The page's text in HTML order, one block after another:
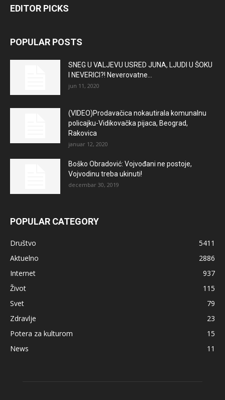
EDITOR PICKS
POPULAR POSTS
SNEG U VALJEVU USRED JUNA, LJUDI U ŠOKU
I NEVERICI?! Neverovatne...
jun 11, 2020
(VIDEO)Prodavačica nokautirala komunalnu
policajku-Vidikovačka pijaca, Beograd,
Rakovica
januar 12, 2020
Boško Obradović: Vojvođani ne postoje,
Vojvodinu treba ukinuti!
decembar 30, 2019
POPULAR CATEGORY
Društvo
5411
Aktuelno
2886
Internet
937
Život
115
Svet
79
Zdravlje
23
Potera za kulturom
15
News
11